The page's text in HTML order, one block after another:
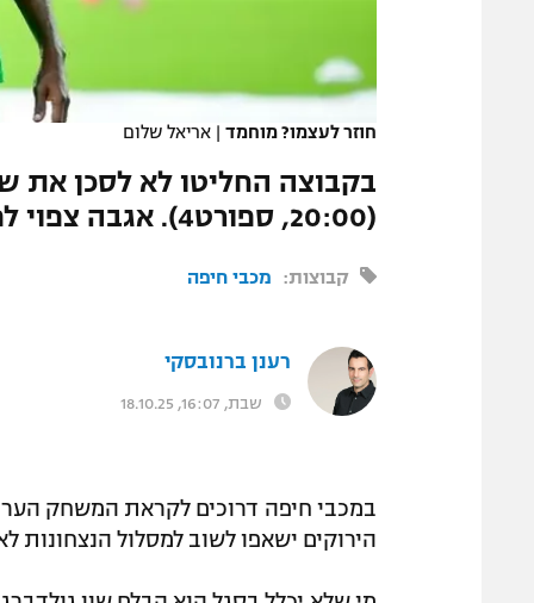
המגזין
חוזר לעצמו? מוחמד | אריאל שלום
בקבוצה החליטו לא לסכן את
(20:00, ספורט4). אגבה צפוי לפתוח, רוב הכרטיסים נמכרו
קבוצות: מכבי חיפה
רענן ברנובסקי
שבת, 16:07, 18.10.25
הירוקים ישאפו לשוב למסלול